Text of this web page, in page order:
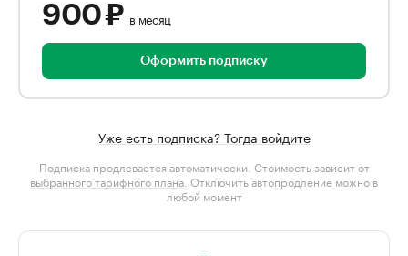
900 ₽ в месяц
Оформить подписку
Уже есть подписка? Тогда войдите
Подписка продлевается автоматически. Стоимость зависит от
выбранного тарифного плана . Отключить автопродление можно в
любой момент